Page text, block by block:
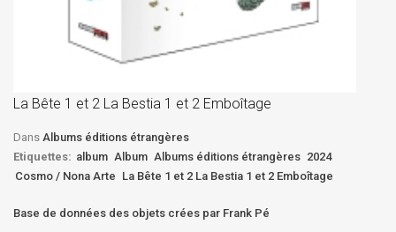
La Bête 1 et 2 La Bestia 1 et 2 Emboîtage
Dans Albums éditions étrangères
Etiquettes: album Album Albums éditions étrangères 2024
Cosmo / Nona Arte La Bête 1 et 2 La Bestia 1 et 2 Emboîtage
Base de données des objets crées par Frank Pé